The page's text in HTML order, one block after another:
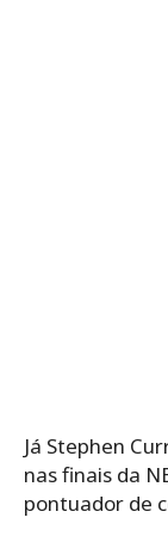
Já Stephen
nas finais da
pontuador de